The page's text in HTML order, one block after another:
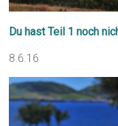
Du hast Teil 1 noch
8.6.16